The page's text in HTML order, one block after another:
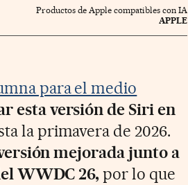
Productos de Apple compatibles con IA
APPLE
para el medio
esta versión de Siri en
la primavera de 2026.
mejorada junto a
WWDC 26,por lo que